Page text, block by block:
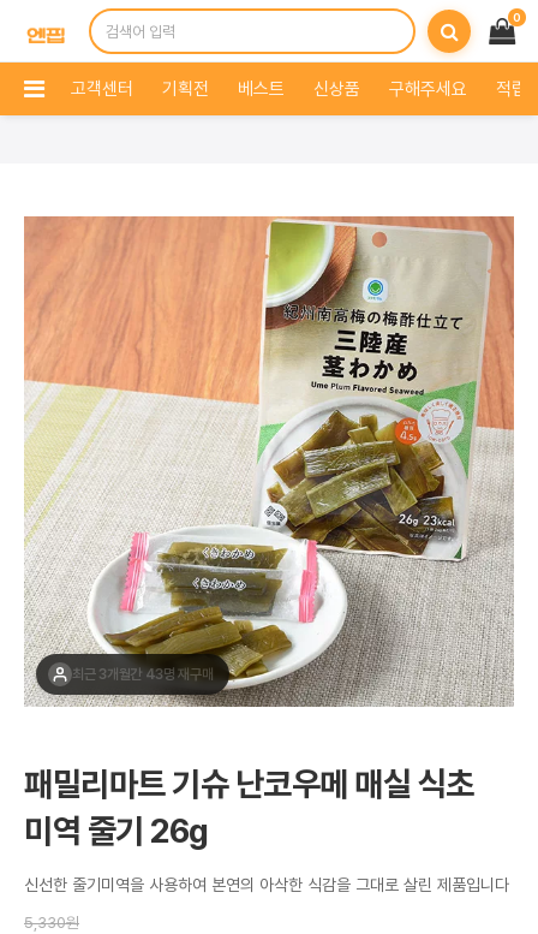
0
고객센터 기획전 베스트 신상품 구해주세요 적립
최근 1주간 19명 구매
패밀리마트 기슈 난코우메 매실 식초
미역 줄기 26g
신선한 줄기미역을 사용하여 본연의 아삭한 식감을 그대로 살린 제품입니다
5,330원